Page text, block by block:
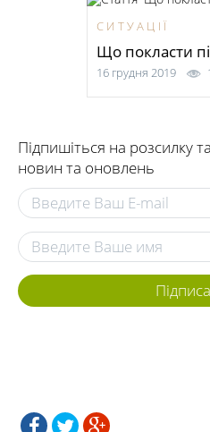
СИТУАЦІЇ
Що покласти
16 грудня 2019
Підпишіться на розсилку
новин та оновлень